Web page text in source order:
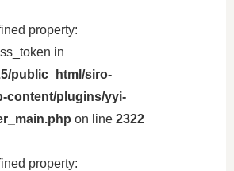
property:
in
public_html/siro-
content/plugins/yyi-
on line 2322
property: